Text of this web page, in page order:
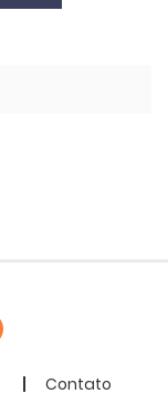
Contato